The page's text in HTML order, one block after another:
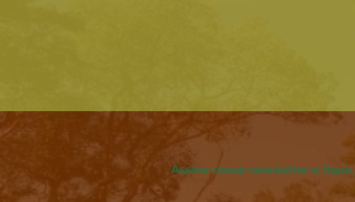
Assine nossa newsletter e fique